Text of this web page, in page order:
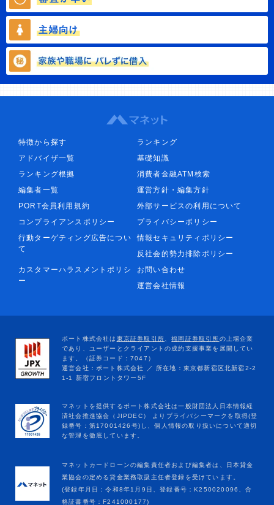
特徴から探す
ランキング
アドバイザ一覧
基礎知識
ランキング根拠
消費者金融ATM検索
編集者一覧
運営方針・編集方針
PORT会員利用規約
外部サービスの利用について
コンプライアンスポリシー
プライバシーポリシー
行動ターゲティング広告につい
て
情報セキュリティポリシー
反社会的勢力排除ポリシー
カスタマーハラスメントポリシ
ー
お問い合わせ
運営会社情報
マネットカードローンの編集責任者および編集者は、日本貸金
業協会の定める貸金業務取扱主任者登録を受けています。
(登録年月日：令和8年1月9日、登録番号：K250020096、合
格証書番号：F241000177)